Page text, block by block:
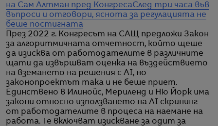
на Сам Алтман пред КонгресаСлед три часа във
въпроси и отговори, яснота за регулацията не
беше постигната
През 2022 г. Конгресът на САЩ предложи Закон
за алгоритмичната отчетност, който щеше
да изисква от работодателите в различните
щати да извършват оценка на въздействието
на вземането на решения с AI, но
законопроектът така и не беше приет.
Единствено в Илинойс, Мериленд и Ню Йорк има
закони относно използването на AI скрининг
от работодателите в процеса на наемане на
работа. Те включват изискване за одит за